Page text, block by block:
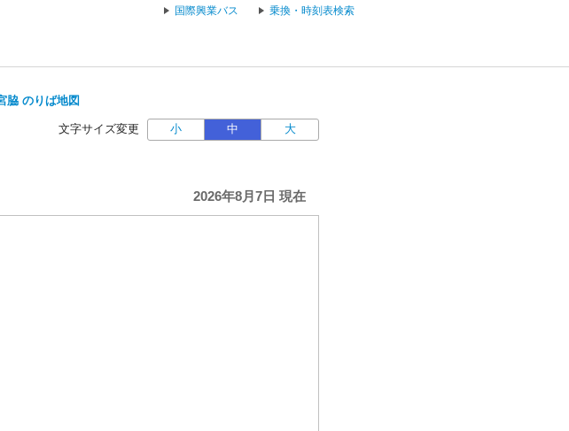
国際興業バス 乗換・時刻表検索
脇 のりば地図
文字サイズ変更 小 中 大
2026年8月7日 現在